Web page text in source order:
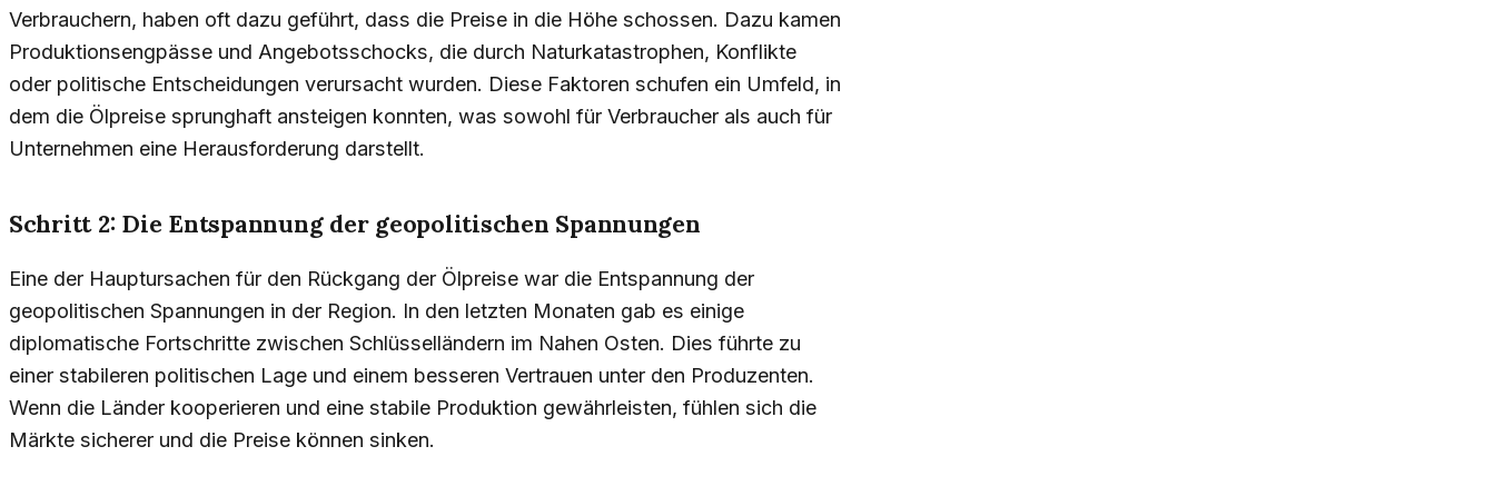
Verbrauchern, haben oft dazu geführt, dass die Preise in die Höhe schossen. Dazu kamen
Produktionsengpässe und Angebotsschocks, die durch Naturkatastrophen, Konflikte
oder politische Entscheidungen verursacht wurden. Diese Faktoren schufen ein Umfeld, in
dem die Ölpreise sprunghaft ansteigen konnten, was sowohl für Verbraucher als auch für
Unternehmen eine Herausforderung darstellt.
Schritt 2: Die Entspannung der geopolitischen Spannungen
Eine der Hauptursachen für den Rückgang der Ölpreise war die Entspannung der
geopolitischen Spannungen in der Region. In den letzten Monaten gab es einige
diplomatische Fortschritte zwischen Schlüsselländern im Nahen Osten. Dies führte zu
einer stabileren politischen Lage und einem besseren Vertrauen unter den Produzenten.
Wenn die Länder kooperieren und eine stabile Produktion gewährleisten, fühlen sich die
Märkte sicherer und die Preise können sinken.